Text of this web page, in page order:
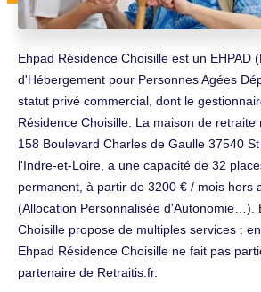
Ehpad Résidence Choisille est un EHPAD
d'Hébergement pour Personnes Agées
statut privé commercial, dont le
Résidence Choisille. La maison de retraite
158 Boulevard Charles de Gaulle 37540
l'Indre-et-Loire, a une capacité de 32
permanent, à partir de 3200 € / mois hors
(Allocation Personnalisée d'Autonomie…).
Choisille propose de multiples services :
Ehpad Résidence Choisille ne fait pas
partenaire de Retraitis.fr.